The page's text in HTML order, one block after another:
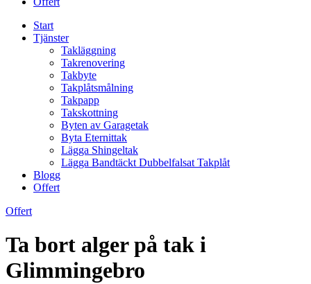
Start
Tjänster
Takläggning
Takrenovering
Takbyte
Takplåtsmålning
Takpapp
Takskottning
Byten av Garagetak
Byta Eternittak
Lägga Shingeltak
Lägga Bandtäckt Dubbelfalsat Takplåt
Blogg
Offert
Offert
Ta bort alger på tak i
Glimmingebro